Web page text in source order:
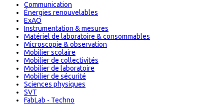
Communication
Énergies renouvelables
ExAO
Instrumentation & mesures
Matériel de laboratoire & consommables
Microscopie & observation
Mobilier scolaire
Mobilier de collectivités
Mobilier de laboratoire
Mobilier de sécurité
Sciences physiques
SVT
FabLab - Techno